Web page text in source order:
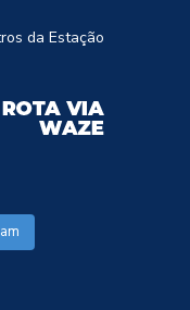
da Estação